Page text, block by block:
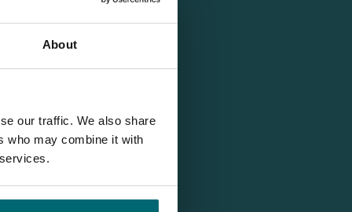
About
our traffic. We also share
who may combine it with